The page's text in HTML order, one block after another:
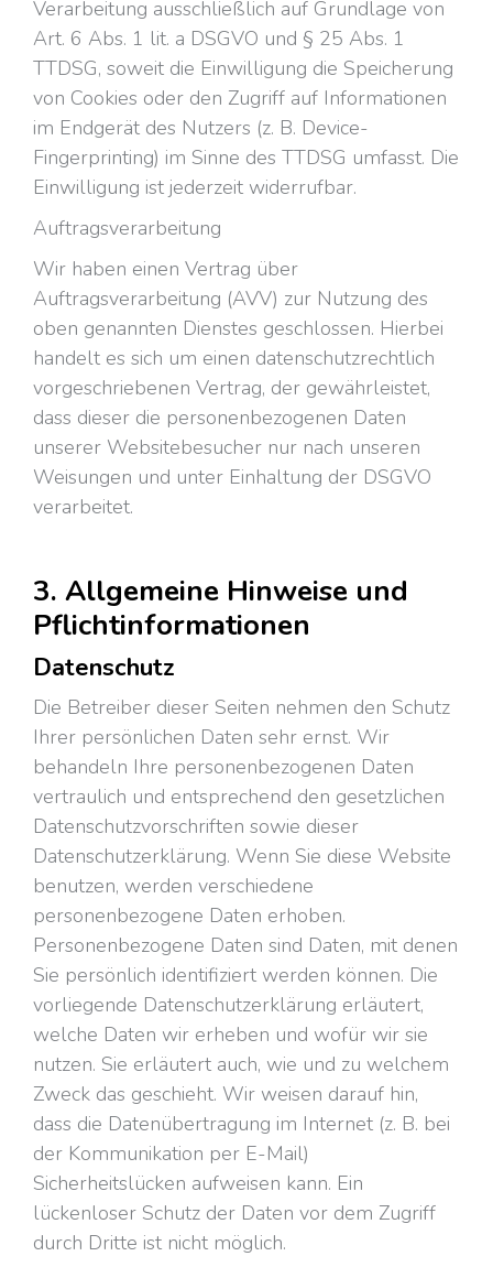
Verarbeitung ausschließlich auf Grundlage von
Art. 6 Abs. 1 lit. a DSGVO und § 25 Abs. 1
TTDSG, soweit die Einwilligung die Speicherung
von Cookies oder den Zugriff auf Informationen
im Endgerät des Nutzers (z. B. Device-
Fingerprinting) im Sinne des TTDSG umfasst. Die
Einwilligung ist jederzeit widerrufbar.
Auftragsverarbeitung
Wir haben einen Vertrag über
Auftragsverarbeitung (AVV) zur Nutzung des
oben genannten Dienstes geschlossen. Hierbei
handelt es sich um einen datenschutzrechtlich
vorgeschriebenen Vertrag, der gewährleistet,
dass dieser die personenbezogenen Daten
unserer Websitebesucher nur nach unseren
Weisungen und unter Einhaltung der DSGVO
verarbeitet.
3. Allgemeine Hinweise und
Pflichtinformationen
Datenschutz
Die Betreiber dieser Seiten nehmen den Schutz
Ihrer persönlichen Daten sehr ernst. Wir
behandeln Ihre personenbezogenen Daten
vertraulich und entsprechend den gesetzlichen
Datenschutzvorschriften sowie dieser
Datenschutzerklärung. Wenn Sie diese Website
benutzen, werden verschiedene
personenbezogene Daten erhoben.
Personenbezogene Daten sind Daten, mit denen
Sie persönlich identifiziert werden können. Die
vorliegende Datenschutzerklärung erläutert,
welche Daten wir erheben und wofür wir sie
nutzen. Sie erläutert auch, wie und zu welchem
Zweck das geschieht. Wir weisen darauf hin,
dass die Datenübertragung im Internet (z. B. bei
der Kommunikation per E-Mail)
Sicherheitslücken aufweisen kann. Ein
lückenloser Schutz der Daten vor dem Zugriff
durch Dritte ist nicht möglich.